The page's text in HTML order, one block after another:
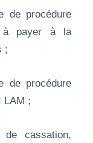
de procédure
à payer à la
;
de procédure
LAM ;
cassation,